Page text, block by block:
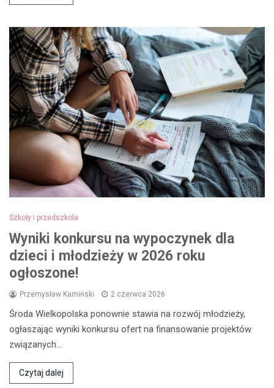
Szkoły i przedszkola
Wyniki konkursu na wypoczynek dla
dzieci i młodzieży w 2026 roku
ogłoszone!
Przemysław Kamiński 2 czerwca 2026
Środa Wielkopolska ponownie stawia na rozwój młodzieży,
ogłaszając wyniki konkursu ofert na finansowanie projektów
związanych…
Czytaj dalej